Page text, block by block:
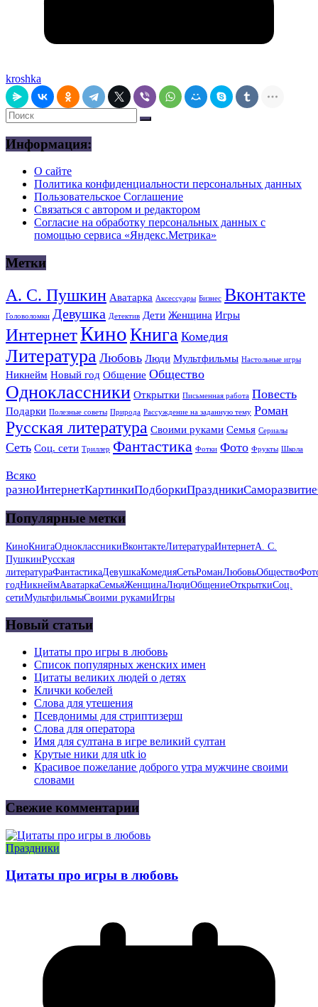
kroshka
Информация:
О сайте
Политика конфиденциальности персональных данных
Пользовательское Соглашение
Связаться с автором и редактором
Согласие на обработку персональных данных с
помощью сервиса «Яндекс.Метрика»
Метки
А. С. Пушкин Аватарка Аксессуары Бизнес Вконтакте
Головоломки Девушка Детектив Дети Женщина Игры
ИнтернетКиноКнига Комедия
Литература Любовь Люди Мультфильмы Настольные игры
Никнейм Новый год Общение Общество
Одноклассники Открытки Письменная работа Повесть
Подарки Полезные советы Природа Рассуждение на заданную тему Роман
Русская литература Своими руками Семья Сериалы
Сеть Соц. сети Триллер Фантастика Фотки Фото Фрукты Школа
Всяко
разноИнтернетКартинкиПодборкиПраздникиСаморазвитие
Популярные метки
КиноКнигаОдноклассникиВконтактеЛитератураИнтернетА. С.
ПушкинРусская
литератураФантастикаДевушкаКомедияСетьРоманЛюбовьОбщество
годНикнеймАватаркаСемьяЖенщинаЛюдиОбщениеОткрыткиСоц.
сетиМультфильмыСвоими рукамиИгры
Новый статьи
Цитаты про игры в любовь
Список популярных женских имен
Цитаты великих людей о детях
Клички кобелей
Слова для утешения
Псевдонимы для стриптизерш
Слова для оператора
Имя для султана в игре великий султан
Крутые ники для utk io
Красивое пожелание доброго утра мужчине своими
словами
Свежие комментарии
Праздники
Цитаты про игры в любовь